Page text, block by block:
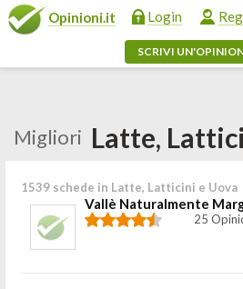
Opinioni.it Login
SCRIVI
Migliori Latte,
1539 schede in Latte, Latticini e Uova
Vallè Naturalmente
25